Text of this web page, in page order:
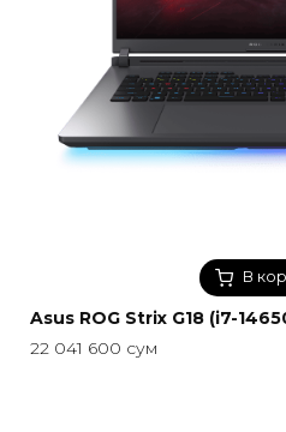
В
Asus ROG Strix G18 (i7-
22 041 600 сум